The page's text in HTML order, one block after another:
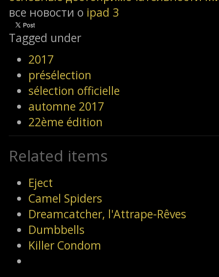
все новости о ipad 3
Tagged under
2017
présélection
sélection officielle
automne 2017
22ème édition
Related items
Eject
Camel Spiders
Dreamcatcher, l'Attrape-Rêves
Dumbbells
Killer Condom